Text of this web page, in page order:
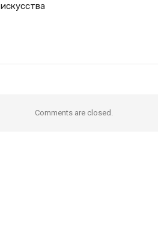
искусства
Comments are closed.